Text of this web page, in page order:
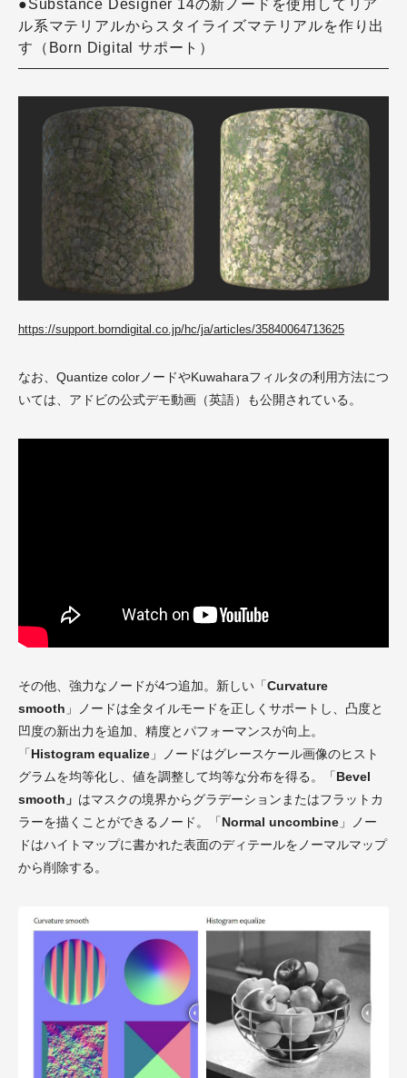
●Substance Designer 14の新ノードを使用してリア
ル系マテリアルからスタイライズマテリアルを作り出
す（Born Digital サポート）
https://support.borndigital.co.jp/hc/ja/articles/35840064713625
なお、Quantize colorノードやKuwaharaフィルタの利用方法につ
いては、アドビの公式デモ動画（英語）も公開されている。
その他、強力なノードが4つ追加。新しい「Curvature
smooth 」ノードは全タイルモードを正しくサポートし、凸度と
凹度の新出力を追加、精度とパフォーマンスが向上。
「Histogram equalize 」ノードはグレースケール画像のヒスト
グラムを均等化し、値を調整して均等な分布を得る。「Bevel
smooth」 はマスクの境界からグラデーションまたはフラットカ
ラーを描くことができるノード。「Normal uncombine 」ノー
ドはハイトマップに書かれた表面のディテールをノーマルマップ
から削除する。